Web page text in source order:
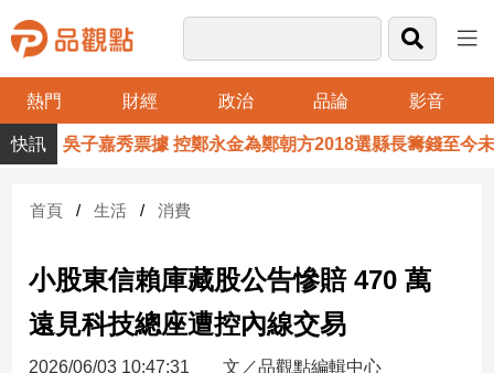
熱門 財經 政治 品論 影音
品
觀
財
台
財
！吳子嘉秀票據 控鄭永金為鄭朝方2018選縣長籌錢至今未還
首頁 生活 消費
小股東信賴庫藏股公告慘賠 470 萬
遠見科技總座遭控內線交易
2026/06/03 10:47:31 文／品觀點編輯中心